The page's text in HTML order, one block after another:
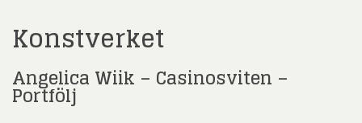
Konstverket
Angelica Wiik – Casinosviten –
Portfölj